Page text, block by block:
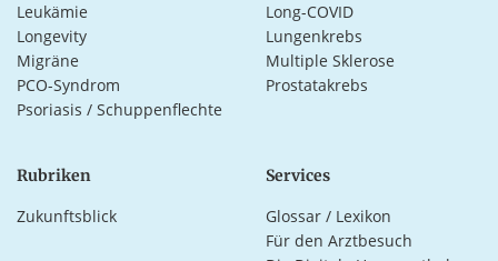
Leukämie
Long-COVID
Longevity
Lungenkrebs
Migräne
Multiple Sklerose
PCO-Syndrom
Prostatakrebs
Psoriasis / Schuppenflechte
Rubriken
Zukunftsblick
Services
Glossar / Lexikon
Für den Arztbesuch